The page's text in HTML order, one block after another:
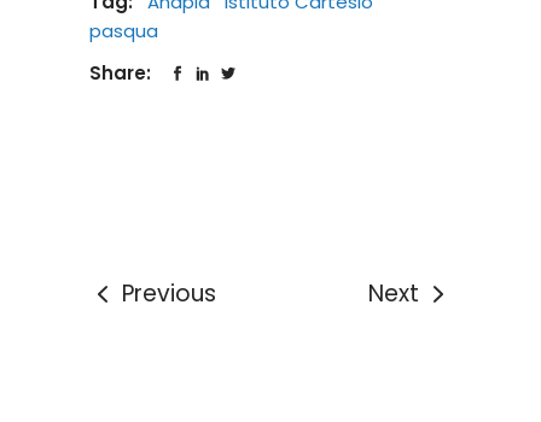
pasqua
Share:
Previous Next